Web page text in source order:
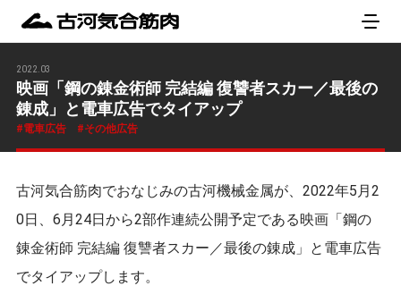
映画「鋼の錬金術師 完結編 復讐者スカー／最後の
錬成」と電車広告でタイアップ
2022.03
電車広告 その他広告
古河気合筋肉でおなじみの古河機械金属が、2022年5月2
0日、6月24日から2部作連続公開予定である映画「鋼の
錬金術師 完結編 復讐者スカー／最後の錬成」と電車広告
でタイアップします。